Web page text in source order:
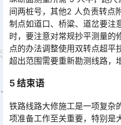
间两桩号，其他2 人负责转点
制点如道口、桥粱、道岔要注
时，要注意对常规抄平测量的
点的办法调整使用双转点超平
超出范围需要重新勘测线路，
5 结束语
铁路线路大修施工是一项复杂
项准备工作至关重要，特别是